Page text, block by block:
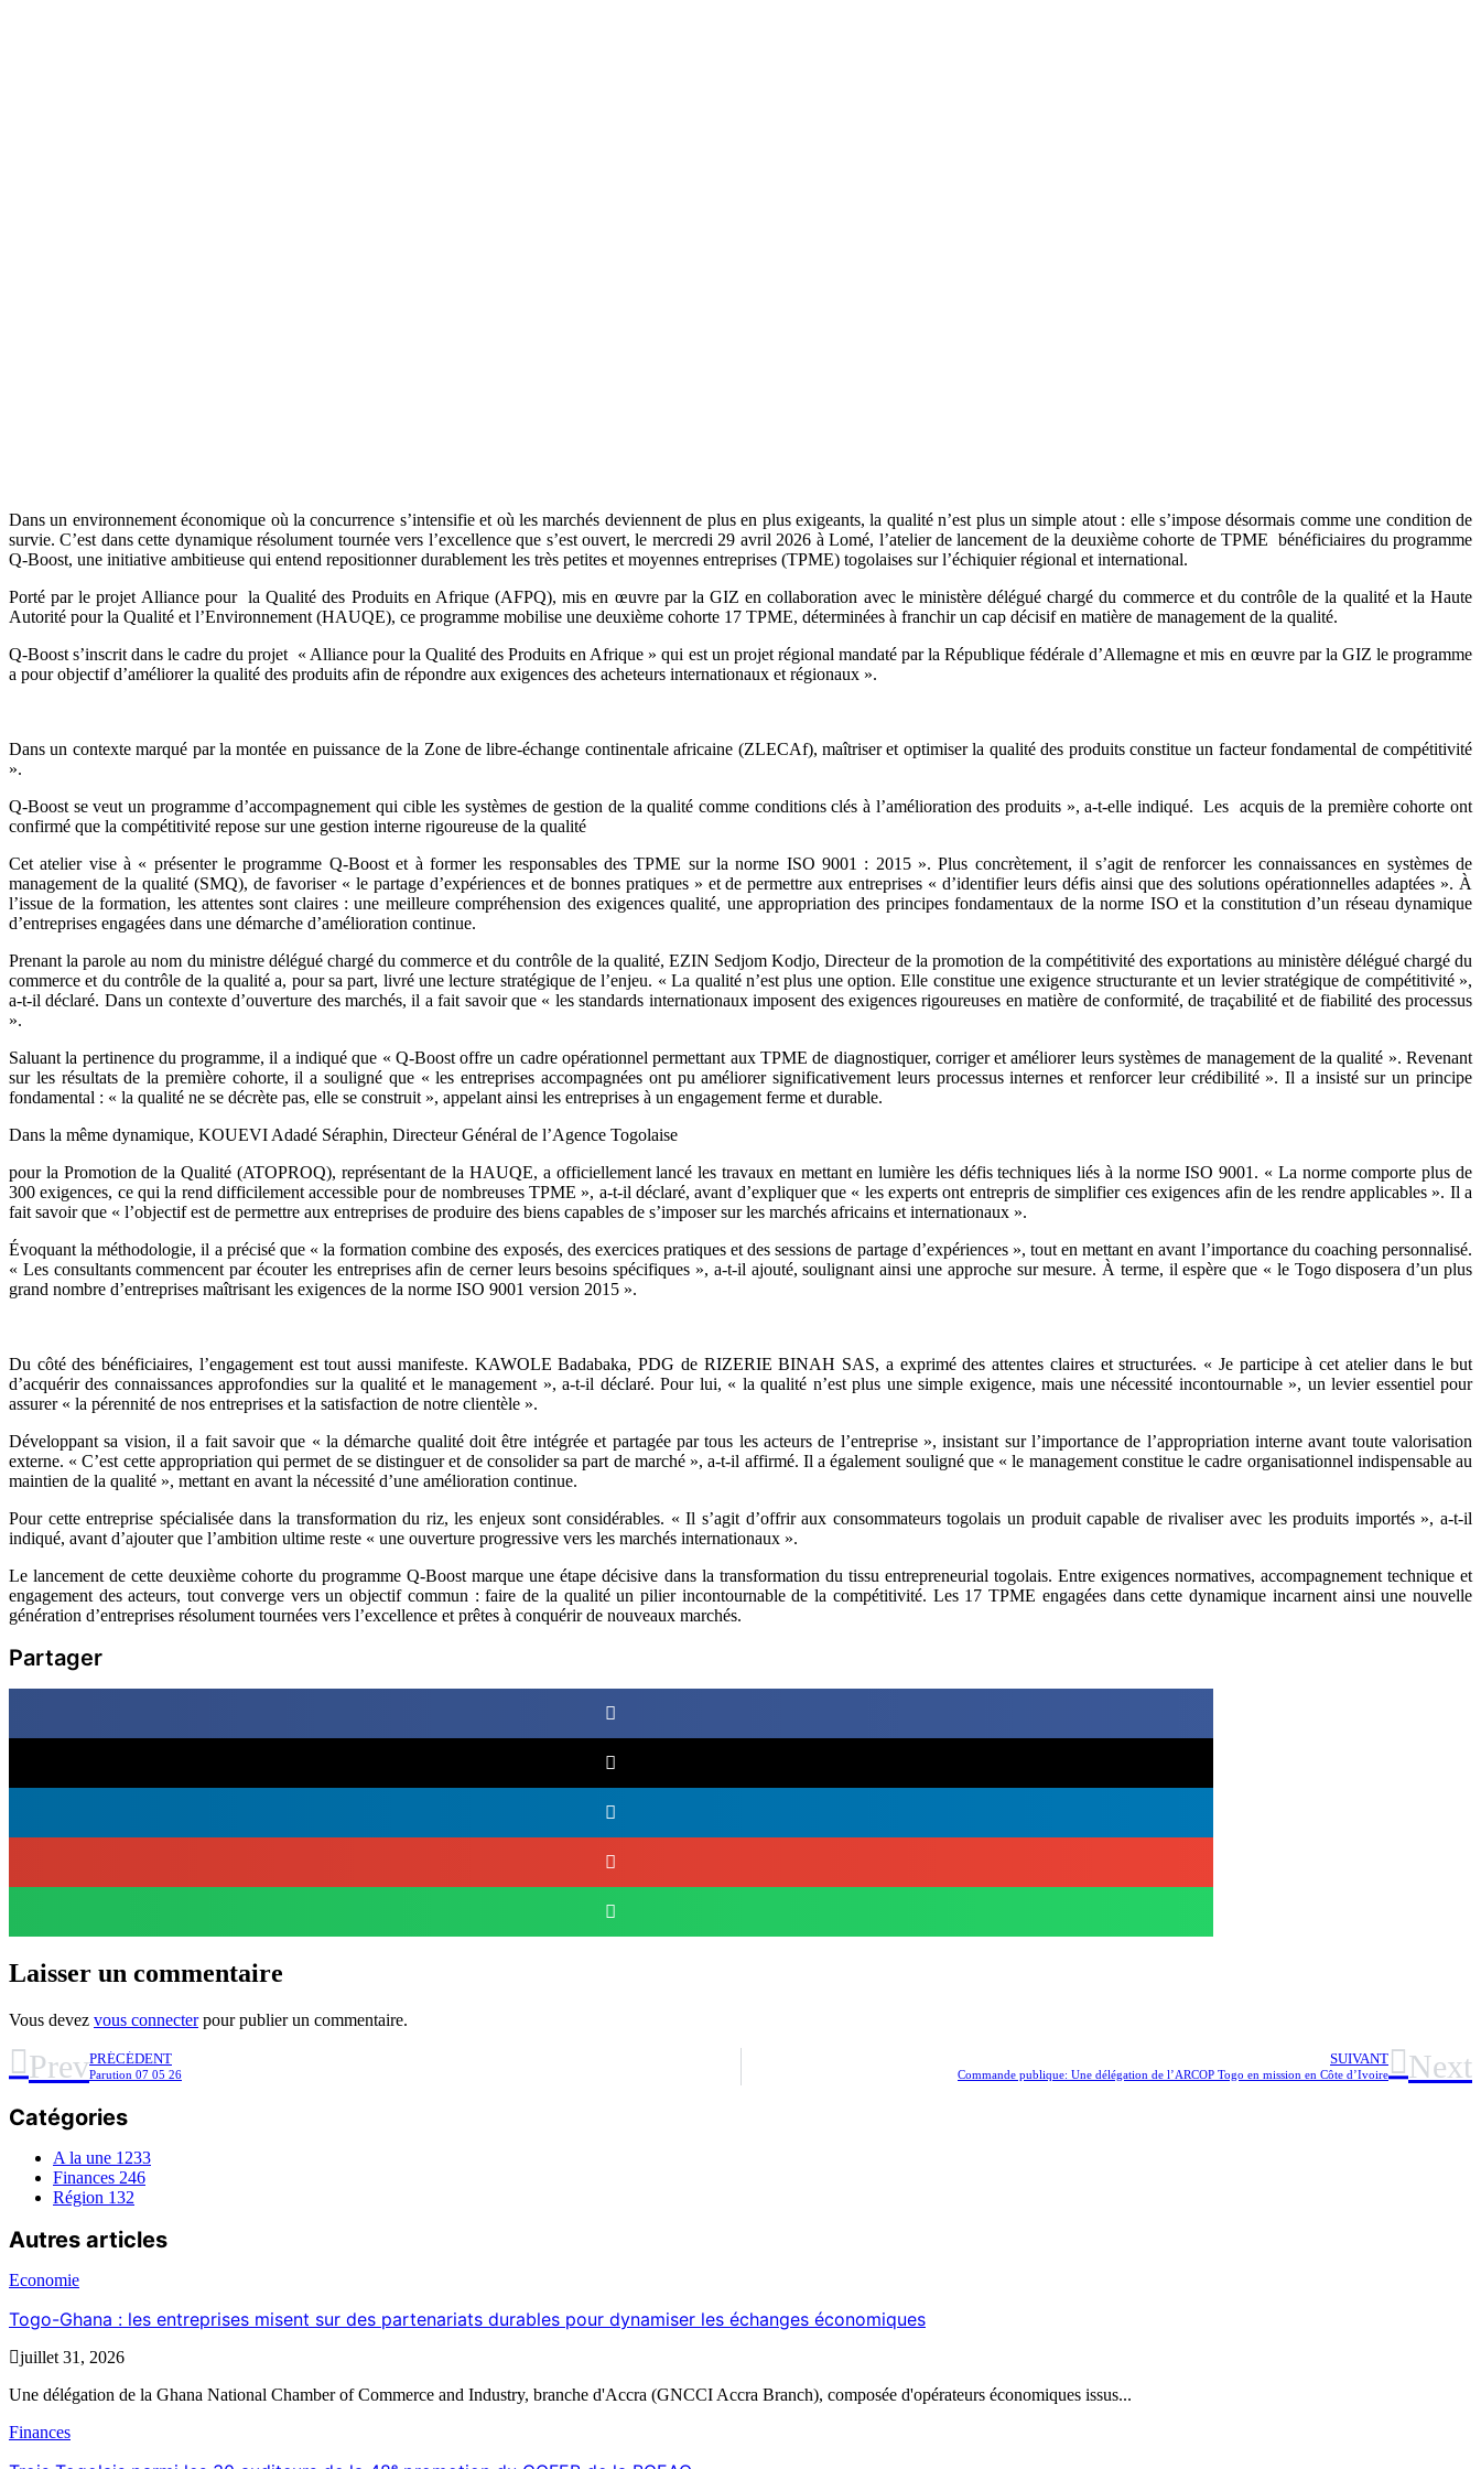
Dans un environnement économique où la concurrence s’intensifie et où les marchés deviennent de plus en plus exigeants, la qualité n’est plus un simple atout : elle s’impose désormais comme une condition de
survie. C’est dans cette dynamique résolument tournée vers l’excellence que s’est ouvert, le mercredi 29 avril 2026 à Lomé, l’atelier de lancement de la deuxième cohorte de TPME bénéficiaires du programme
Q-Boost, une initiative ambitieuse qui entend repositionner durablement les très petites et moyennes entreprises (TPME) togolaises sur l’échiquier régional et international.
Porté par le projet Alliance pour la Qualité des Produits en Afrique (AFPQ), mis en œuvre par la GIZ en collaboration avec le ministère délégué chargé du commerce et du contrôle de la qualité et la Haute
Autorité pour la Qualité et l’Environnement (HAUQE), ce programme mobilise une deuxième cohorte 17 TPME, déterminées à franchir un cap décisif en matière de management de la qualité.
Q-Boost s’inscrit dans le cadre du projet « Alliance pour la Qualité des Produits en Afrique » qui est un projet régional mandaté par la République fédérale d’Allemagne et mis en œuvre par la GIZ le programme
a pour objectif d’améliorer la qualité des produits afin de répondre aux exigences des acheteurs internationaux et régionaux ».
Dans un contexte marqué par la montée en puissance de la Zone de libre-échange continentale africaine (ZLECAf), maîtriser et optimiser la qualité des produits constitue un facteur fondamental de compétitivité
».
Q-Boost se veut un programme d’accompagnement qui cible les systèmes de gestion de la qualité comme conditions clés à l’amélioration des produits », a-t-elle indiqué. Les acquis de la première cohorte ont
confirmé que la compétitivité repose sur une gestion interne rigoureuse de la qualité
Cet atelier vise à « présenter le programme Q-Boost et à former les responsables des TPME sur la norme ISO 9001 : 2015 ». Plus concrètement, il s’agit de renforcer les connaissances en systèmes de
management de la qualité (SMQ), de favoriser « le partage d’expériences et de bonnes pratiques » et de permettre aux entreprises « d’identifier leurs défis ainsi que des solutions opérationnelles adaptées ». À
l’issue de la formation, les attentes sont claires : une meilleure compréhension des exigences qualité, une appropriation des principes fondamentaux de la norme ISO et la constitution d’un réseau dynamique
d’entreprises engagées dans une démarche d’amélioration continue.
Prenant la parole au nom du ministre délégué chargé du commerce et du contrôle de la qualité, EZIN Sedjom Kodjo, Directeur de la promotion de la compétitivité des exportations au ministère délégué chargé du
commerce et du contrôle de la qualité a, pour sa part, livré une lecture stratégique de l’enjeu. « La qualité n’est plus une option. Elle constitue une exigence structurante et un levier stratégique de compétitivité »,
a-t-il déclaré. Dans un contexte d’ouverture des marchés, il a fait savoir que « les standards internationaux imposent des exigences rigoureuses en matière de conformité, de traçabilité et de fiabilité des processus
».
Saluant la pertinence du programme, il a indiqué que « Q-Boost offre un cadre opérationnel permettant aux TPME de diagnostiquer, corriger et améliorer leurs systèmes de management de la qualité ». Revenant
sur les résultats de la première cohorte, il a souligné que « les entreprises accompagnées ont pu améliorer significativement leurs processus internes et renforcer leur crédibilité ». Il a insisté sur un principe
fondamental : « la qualité ne se décrète pas, elle se construit », appelant ainsi les entreprises à un engagement ferme et durable.
Dans la même dynamique, KOUEVI Adadé Séraphin, Directeur Général de l’Agence Togolaise
pour la Promotion de la Qualité (ATOPROQ), représentant de la HAUQE, a officiellement lancé les travaux en mettant en lumière les défis techniques liés à la norme ISO 9001. « La norme comporte plus de
300 exigences, ce qui la rend difficilement accessible pour de nombreuses TPME », a-t-il déclaré, avant d’expliquer que « les experts ont entrepris de simplifier ces exigences afin de les rendre applicables ». Il a
fait savoir que « l’objectif est de permettre aux entreprises de produire des biens capables de s’imposer sur les marchés africains et internationaux ».
Évoquant la méthodologie, il a précisé que « la formation combine des exposés, des exercices pratiques et des sessions de partage d’expériences », tout en mettant en avant l’importance du coaching personnalisé.
« Les consultants commencent par écouter les entreprises afin de cerner leurs besoins spécifiques », a-t-il ajouté, soulignant ainsi une approche sur mesure. À terme, il espère que « le Togo disposera d’un plus
grand nombre d’entreprises maîtrisant les exigences de la norme ISO 9001 version 2015 ».
Du côté des bénéficiaires, l’engagement est tout aussi manifeste. KAWOLE Badabaka, PDG de RIZERIE BINAH SAS, a exprimé des attentes claires et structurées. « Je participe à cet atelier dans le but
d’acquérir des connaissances approfondies sur la qualité et le management », a-t-il déclaré. Pour lui, « la qualité n’est plus une simple exigence, mais une nécessité incontournable », un levier essentiel pour
assurer « la pérennité de nos entreprises et la satisfaction de notre clientèle ».
Développant sa vision, il a fait savoir que « la démarche qualité doit être intégrée et partagée par tous les acteurs de l’entreprise », insistant sur l’importance de l’appropriation interne avant toute valorisation
externe. « C’est cette appropriation qui permet de se distinguer et de consolider sa part de marché », a-t-il affirmé. Il a également souligné que « le management constitue le cadre organisationnel indispensable au
maintien de la qualité », mettant en avant la nécessité d’une amélioration continue.
Pour cette entreprise spécialisée dans la transformation du riz, les enjeux sont considérables. « Il s’agit d’offrir aux consommateurs togolais un produit capable de rivaliser avec les produits importés », a-t-il
indiqué, avant d’ajouter que l’ambition ultime reste « une ouverture progressive vers les marchés internationaux ».
Le lancement de cette deuxième cohorte du programme Q-Boost marque une étape décisive dans la transformation du tissu entrepreneurial togolais. Entre exigences normatives, accompagnement technique et
engagement des acteurs, tout converge vers un objectif commun : faire de la qualité un pilier incontournable de la compétitivité. Les 17 TPME engagées dans cette dynamique incarnent ainsi une nouvelle
génération d’entreprises résolument tournées vers l’excellence et prêtes à conquérir de nouveaux marchés.
Partager
Laisser un commentaire
Vous devez vous connecterpour publier un commentaire.
PrevPRÉCÉDENT
Parution 07 05 26
SUIVANT
Commande publique: Une délégation de l’ARCOP Togo en mission en Côte d’Ivoire Next
Catégories
A la une 1233
Finances 246
Région 132
Autres articles
Economie
Togo-Ghana : les entreprises misent sur des partenariats durables pour dynamiser les échanges économiques
juillet 31, 2026
Une délégation de la Ghana National Chamber of Commerce and Industry, branche d'Accra (GNCCI Accra Branch), composée d'opérateurs économiques issus...
Finances